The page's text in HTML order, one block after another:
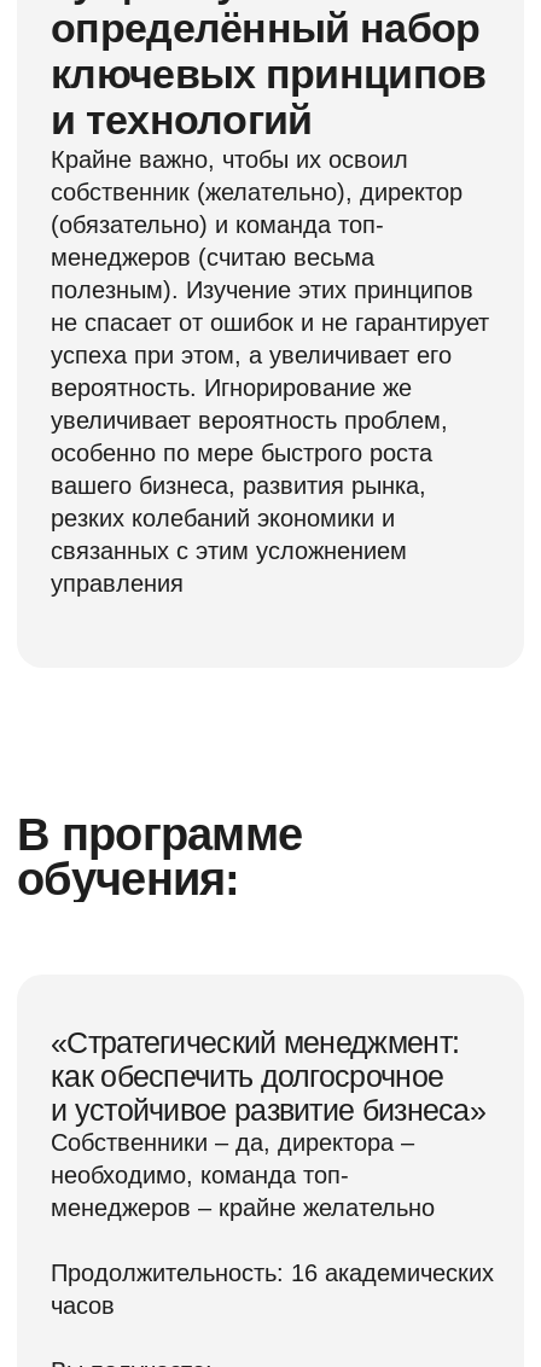
с оперативным маркетингом, анализ
рынка, методы разработки и внедрения
2. Аудит причин недостатков работы
3. Последовательность действий для
внедрения новых методик в практику;
4. Обоснованность расходов
на поддержку функции стратегического
маркетинга;
5. Повышение отдачи от подчинённых
и критерии для привлечения
профессионалов.
«Оперативный менеджмент: как
собрать и настроить "часовой
механизм" для оптимального
достижения целей бизнеса»
Собственники – да, директора –
необходимо, команда топ-
менеджеров – крайне желательно
Продолжительность: 16
корпоративного управления
и достижения целей бизнеса;
3. Методы аудита и настройки работы
организационной структуры и бизнес-
5. Возможности для уменьшения
персоналозависимости бизнеса.
До 8 сессий вопрос-ответ с
Александром Фридманом
(смотрите форматы участия)
тренером